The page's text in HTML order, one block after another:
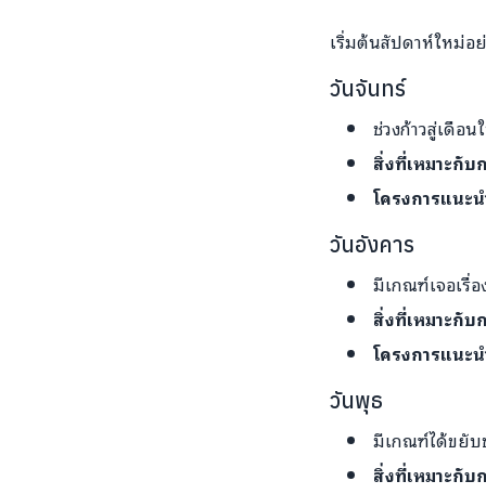
เริ่มต้นสัปดาห์ใหม่อ
วันจันทร์
ช่วงก้าวสู่เดือ
สิ่งที่เหมาะกับ
โครงการแนะ
วันอังคาร
มีเกณฑ์เจอเรื่
สิ่งที่เหมาะกับ
โครงการแนะ
วันพุธ
มีเกณฑ์ได้ขยับ
สิ่งที่เหมาะกับ